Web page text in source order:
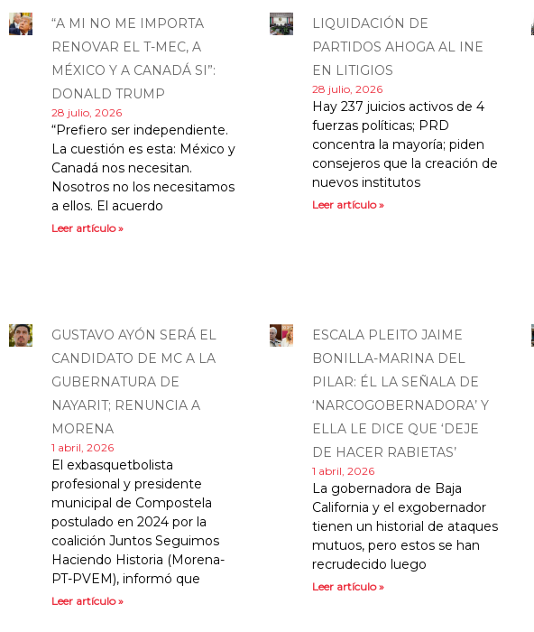
“A MI NO ME IMPORTA
RENOVAR EL T-MEC, A
MÉXICO Y A CANADÁ SI”:
DONALD TRUMP
28 julio, 2026
“Prefiero ser independiente.
La cuestión es esta: México y
Canadá nos necesitan.
Nosotros no los necesitamos
a ellos. El acuerdo
Leer artículo »
LIQUIDACIÓN DE
PARTIDOS AHOGA AL INE
EN LITIGIOS
28 julio, 2026
Hay 237 juicios activos de 4
fuerzas políticas; PRD
concentra la mayoría; piden
consejeros que la creación de
nuevos institutos
Leer artículo »
GUSTAVO AYÓN SERÁ EL
CANDIDATO DE MC A LA
GUBERNATURA DE
NAYARIT; RENUNCIA A
MORENA
1 abril, 2026
El exbasquetbolista
profesional y presidente
municipal de Compostela
postulado en 2024 por la
coalición Juntos Seguimos
Haciendo Historia (Morena-
PT-PVEM), informó que
Leer artículo »
ESCALA PLEITO JAIME
BONILLA-MARINA DEL
PILAR: ÉL LA SEÑALA DE
‘NARCOGOBERNADORA’ Y
ELLA LE DICE QUE ‘DEJE
DE HACER RABIETAS’
1 abril, 2026
La gobernadora de Baja
California y el exgobernador
tienen un historial de ataques
mutuos, pero estos se han
recrudecido luego
Leer artículo »